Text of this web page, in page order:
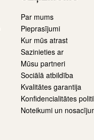
Par mums
Pieprasījumi
Kur mūs atrast
Sazinieties ar
Mūsu partneri
Sociālā atbildība
Kvalitātes garantija
Konfidencialitātes
Noteikumi un